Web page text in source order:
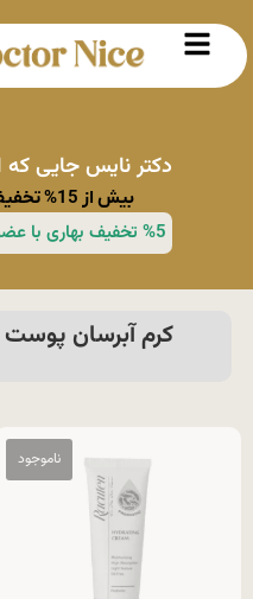
دکتر نایس جایی که
بیش از 15% تخفیف ویژه روی محصولات
%5 تخفیف بهاری با عضویت در کانال بله دکتر نایس
کرم آبرسان